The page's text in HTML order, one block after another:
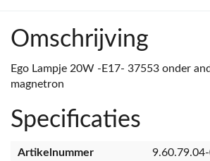
Omschrijving
Ego Lampje 20W -E17- 37553 onder
magnetron
Specificaties
Artikelnummer